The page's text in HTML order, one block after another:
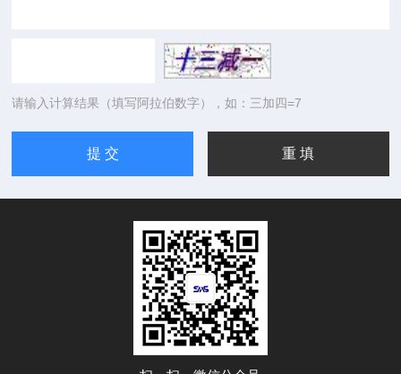
请输入计算结果（填写阿拉伯数字），如：三加四=7